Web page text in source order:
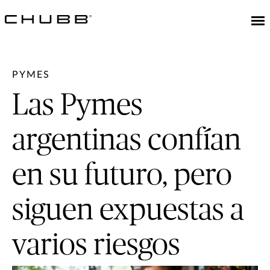
PYMES
Las Pymes
argentinas confían
en su futuro, pero
siguen expuestas a
varios riesgos